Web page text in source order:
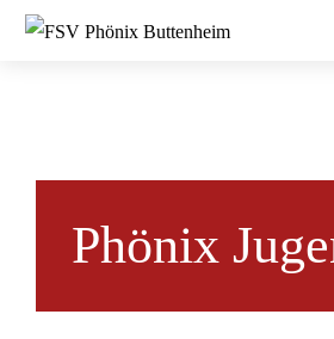
Phönix